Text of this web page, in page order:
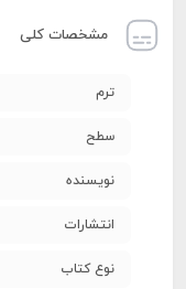
مشخصات کلی
ترم
سطح
نویسنده
انتشارات
نوع کتاب